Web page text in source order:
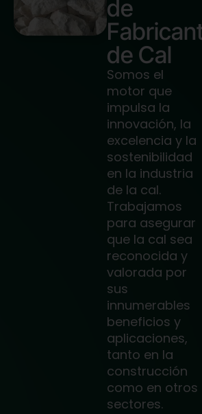
de
de Cal
Somos el
motor que
impulsa la
innovación, la
excelencia y la
sostenibilidad
en la industria
de la cal.
Trabajamos
para asegurar
que la cal sea
reconocida y
valorada por
sus
innumerables
beneficios y
aplicaciones,
tanto en la
construcción
como en otros
sectores.